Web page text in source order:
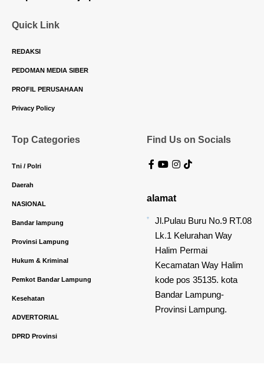
Quick Link
REDAKSI
PEDOMAN MEDIA SIBER
PROFIL PERUSAHAAN
Privacy Policy
Top Categories
Tni / Polri
Daerah
NASIONAL
Bandar lampung
Provinsi Lampung
Hukum & Kriminal
Pemkot Bandar Lampung
Kesehatan
ADVERTORIAL
DPRD Provinsi
Find Us on Socials
alamat
Jl.Pulau Buru No.9 RT.08
Lk.1 Kelurahan Way
Halim Permai
Kecamatan Way Halim
kode pos 35135. kota
Bandar Lampung-
Provinsi Lampung.